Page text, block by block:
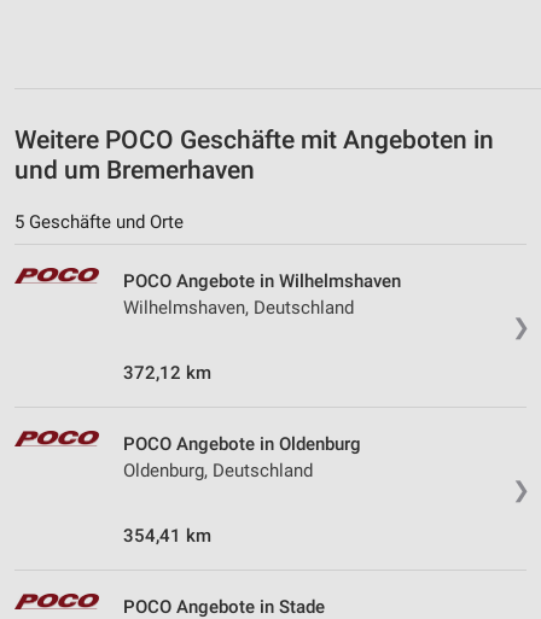
Weitere POCO Geschäfte mit Angeboten in
und um Bremerhaven
5 Geschäfte und Orte
❯
POCO Angebote in Wilhelmshaven
Wilhelmshaven, Deutschland
372,12 km
❯
POCO Angebote in Oldenburg
Oldenburg, Deutschland
354,41 km
POCO Angebote in Stade